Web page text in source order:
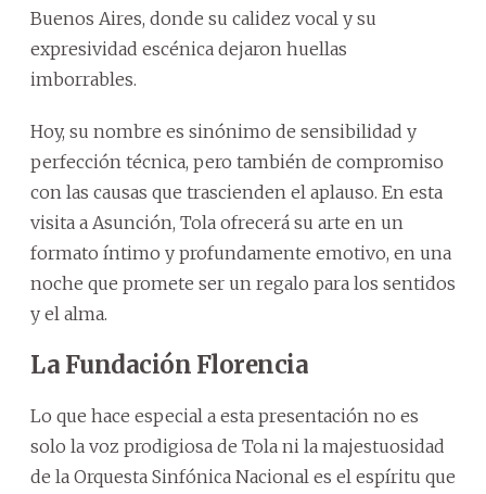
Buenos Aires, donde su calidez vocal y su
expresividad escénica dejaron huellas
imborrables.
Hoy, su nombre es sinónimo de sensibilidad y
perfección técnica, pero también de compromiso
con las causas que trascienden el aplauso. En esta
visita a Asunción, Tola ofrecerá su arte en un
formato íntimo y profundamente emotivo, en una
noche que promete ser un regalo para los sentidos
y el alma.
La Fundación Florencia
Lo que hace especial a esta presentación no es
solo la voz prodigiosa de Tola ni la majestuosidad
de la Orquesta Sinfónica Nacional es el espíritu que